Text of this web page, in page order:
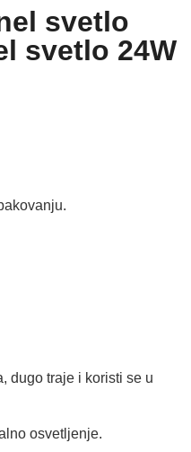
svetlo
svetlo 24W
dugo traje i koristi se u
osvetljenje.